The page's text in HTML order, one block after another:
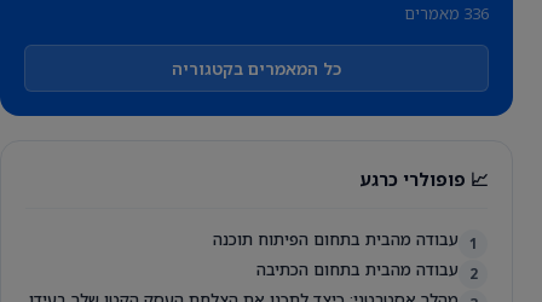
336 מאמרים
כל המאמרים בקטגוריה
📈 פופולרי כרגע
1 עבודה מהבית בתחום הפיתוח תוכנה
2 עבודה מהבית בתחום הכתיבה